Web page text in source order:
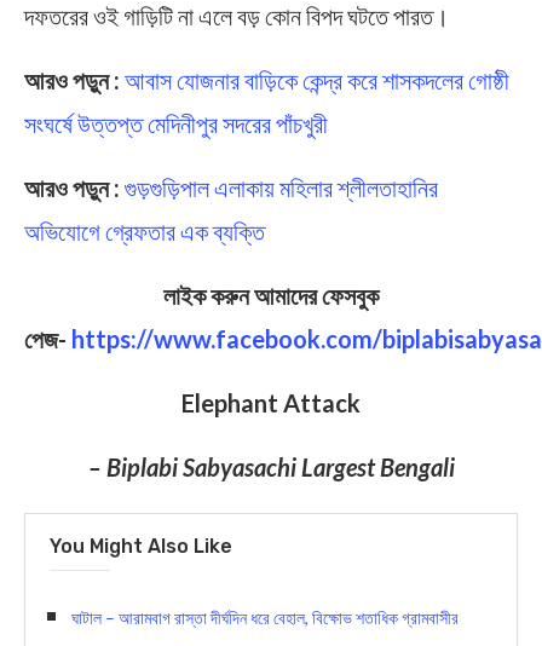
দফতরের ওই গাড়িটি না এলে বড় কোন বিপদ ঘটতে পারত।
আরও পড়ুন : আবাস যোজনার বাড়িকে কেন্দ্র করে শাসকদলের গোষ্ঠী
সংঘর্ষে উত্তপ্ত মেদিনীপুর সদরের পাঁচখুরী
আরও পড়ুন : গুড়গুড়িপাল এলাকায় মহিলার শ্লীলতাহানির
অভিযোগে গ্রেফতার এক ব্যক্তি
লাইক করুন আমাদের ফেসবুক
পেজ- https://www.facebook.com/
Elephant Attack
– Biplabi Sabyasachi Largest Bengali
You Might Also Like
ঘাটাল – আরামবাগ রাস্তা দীর্ঘদিন ধরে বেহাল, বিক্ষোভ শতাধিক গ্রামবাসীর